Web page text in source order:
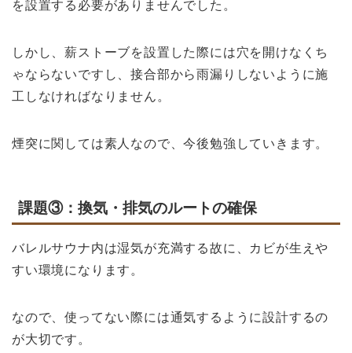
を設置する必要がありませんでした。
しかし、薪ストーブを設置した際には穴を開けなくち
ゃならないですし、接合部から雨漏りしないように施
工しなければなりません。
煙突に関しては素人なので、今後勉強していきます。
課題③：換気・排気のルートの確保
バレルサウナ内は湿気が充満する故に、カビが生えや
すい環境になります。
なので、使ってない際には通気するように設計するの
が大切です。